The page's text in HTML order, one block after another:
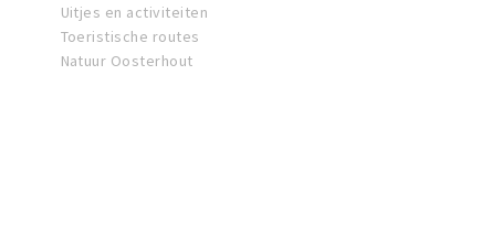
Uitjes en activiteiten
Toeristische routes
Natuur Oosterhout